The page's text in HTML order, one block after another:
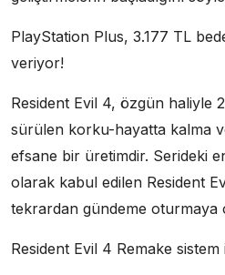
PlayStation Plus, 3.177 TL
veriyor!
Resident Evil 4, özgün haliyle
sürülen korku-hayatta kalma
efsane bir üretimdir. Serideki
olarak kabul edilen Resident
tekrardan gündeme oturmaya
Resident Evil 4 Remake